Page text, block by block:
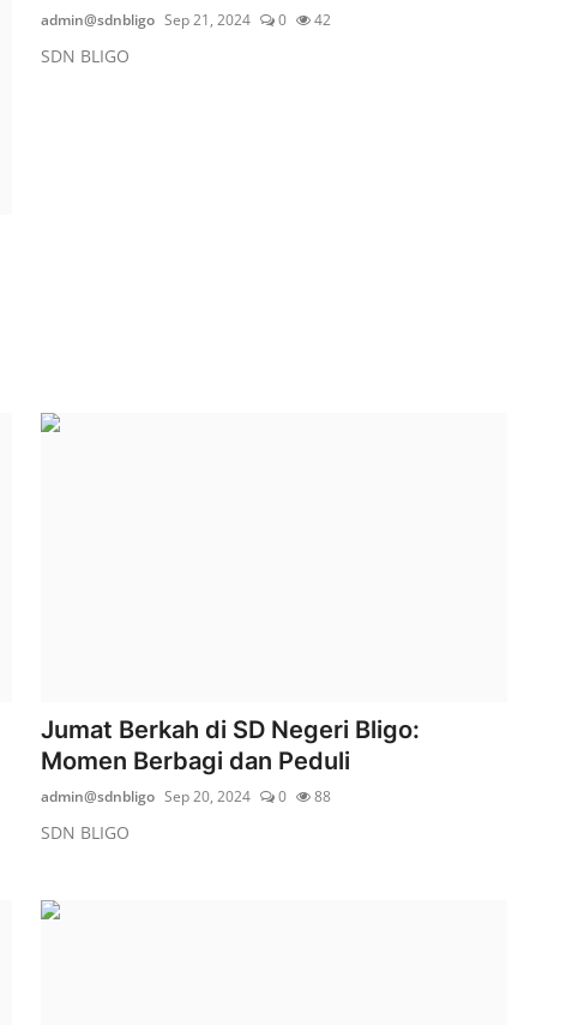
admin@sdnbligo Sep 21, 2024 0 42
SDN BLIGO
Jumat Berkah di SD Negeri Bligo:
Momen Berbagi dan Peduli
admin@sdnbligo Sep 20, 2024 0 88
SDN BLIGO